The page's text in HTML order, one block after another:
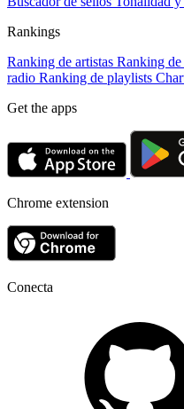
Rankings
Ranking de artistas Ranking de
radio Ranking de playlists
Get the apps
Chrome extension
Conecta